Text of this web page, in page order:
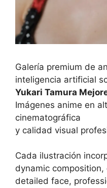
Galería premium de
inteligencia artificial
Yukari Tamura
Imágenes anime en
cinematográfica
y calidad visual
Cada ilustración
dynamic
detailed face,